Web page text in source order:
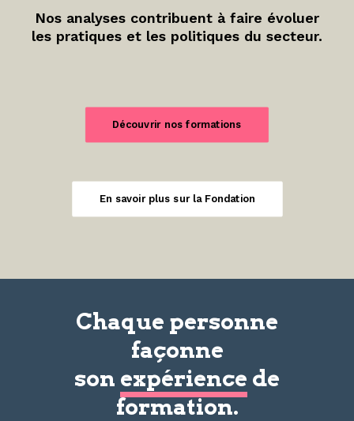
Nos analyses contribuent à faire évoluer
les pratiques et les politiques du secteur.
Découvrir nos formations
En savoir plus sur la Fondation
Chaque personne
façonne
son expérience de
formation.